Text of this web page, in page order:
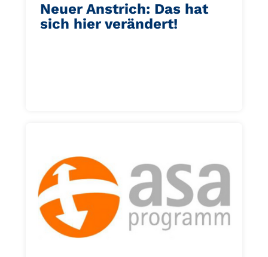
Neuer Anstrich: Das hat
sich hier verändert!